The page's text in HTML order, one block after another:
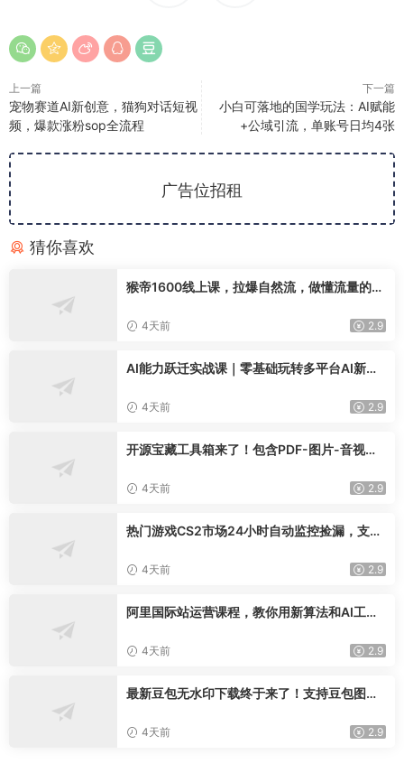
上一篇
宠物赛道AI新创意，猫狗对话短视
频，爆款涨粉sop全流程
下一篇
小白可落地的国学玩法：AI赋能
+公域引流，单账号日均4张
广告位招租
猜你喜欢
猴帝1600线上课，拉爆自然流，做懂流量的主
02】4天前 2.9
AI能力跃迁实战课｜零基础玩转多平台AI新范
4天前 2.9
开源宝藏工具箱来了！包含PDF-图片-音视频-
it-desktop
4天前 2.9
热门游戏CS2市场24小时自动监控捡漏，支持
300+【揭秘】
4天前 2.9
阿里国际站运营课程，教你用新算法和AI工
新2026年08月)
4天前 2.9
最新豆包无水印下载终于来了！支持豆包图片
载，浏览器插件(更新08月)
4天前 2.9